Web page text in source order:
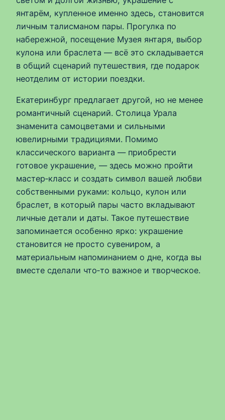
янтарём, купленное именно здесь, становится
личным талисманом пары. Прогулка по
набережной, посещение Музея янтаря, выбор
кулона или браслета — всё это складывается
в общий сценарий путешествия, где подарок
неотделим от истории поездки.
Екатеринбург предлагает другой, но не менее
романтичный сценарий. Столица Урала
знаменита самоцветами и сильными
ювелирными традициями. Помимо
классического варианта — приобрести
готовое украшение, — здесь можно пройти
мастер‑класс и создать символ вашей любви
собственными руками: кольцо, кулон или
браслет, в который пары часто вкладывают
личные детали и даты. Такое путешествие
запоминается особенно ярко: украшение
становится не просто сувениром, а
материальным напоминанием о дне, когда вы
вместе сделали что‑то важное и творческое.